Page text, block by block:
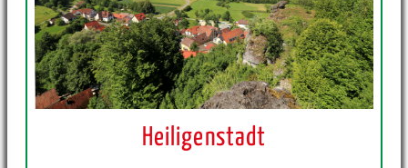
Heiligenstadt